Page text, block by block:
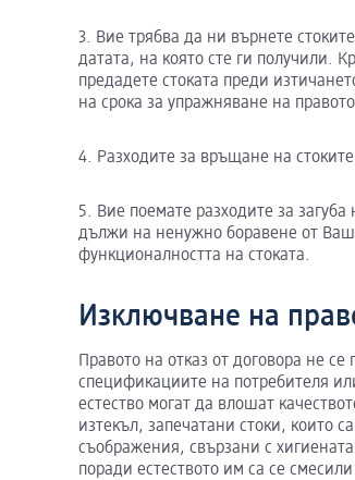
3. Вие трябва да ни върнете
датата, на която сте ги получили.
предадете стоката преди
на срока за упражняване на
4. Разходите за връщане на
5. Вие поемате разходите за
дължи на ненужно боравене от
функционалността на стоката.
Изключване на
Правото на отказ от договора не
спецификациите на потребителя
естество могат да влошат
изтекъл, запечатани стоки, които
съображения, свързани с
поради естеството им са се